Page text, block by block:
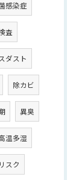
感染症
査
ダスト
除カビ
異臭
温多湿
リスク